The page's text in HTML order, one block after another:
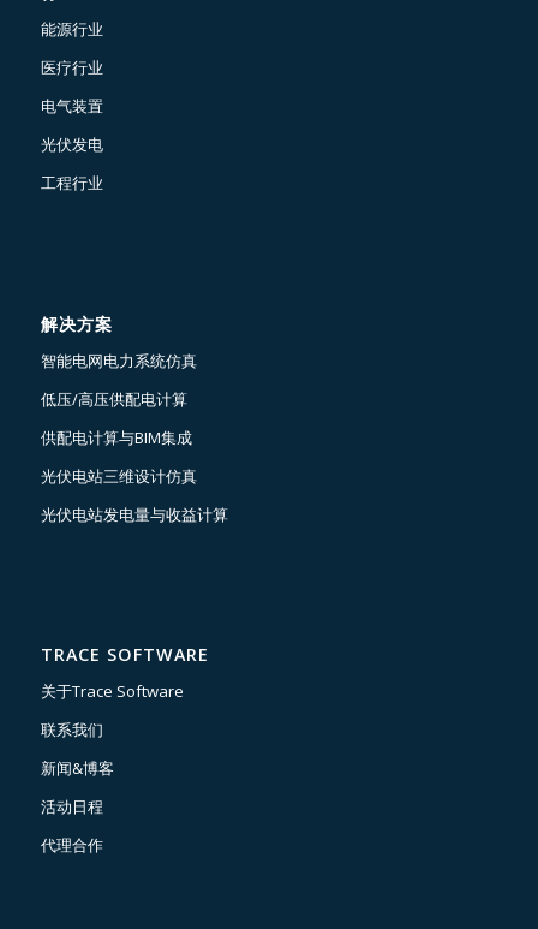
能源行业
医疗行业
电气装置
光伏发电
工程行业
解决方案
智能电网电力系统仿真
低压/高压供配电计算
供配电计算与BIM集成
光伏电站三维设计仿真
光伏电站发电量与收益计算
TRACE SOFTWARE
关于Trace Software
联系我们
新闻&博客
活动日程
代理合作